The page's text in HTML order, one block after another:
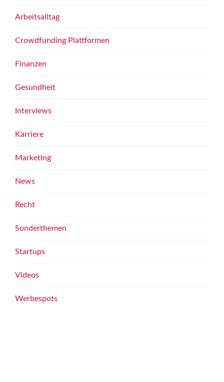
Arbeitsalltag
Crowdfunding Plattformen
Finanzen
Gesundheit
Interviews
Karriere
Marketing
News
Recht
Sonderthemen
Startups
Videos
Werbespots